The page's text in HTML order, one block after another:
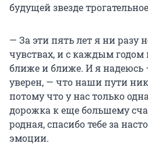
будущей звезде
— За эти пять лет я ни разу
чувствах, и с каждым
ближе и ближе. И я надеюсь
уверен, — что наши пути
потому что у нас только
дорожка к еще большему
родная, спасибо тебе за
эмоции.